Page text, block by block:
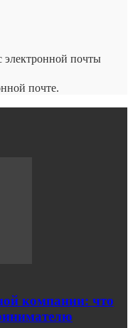
электронной почты
почте.
компании: что